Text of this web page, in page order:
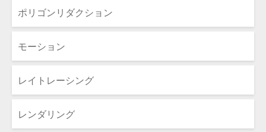
ポリゴンリダクション
モーション
レイトレーシング
レンダリング